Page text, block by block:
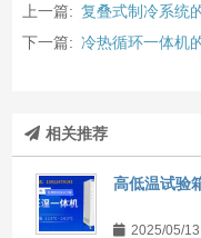
上一篇: 复叠式制冷系统
下一篇: 冷热循环一体机
相关推荐
高低温试验
2025/05/13